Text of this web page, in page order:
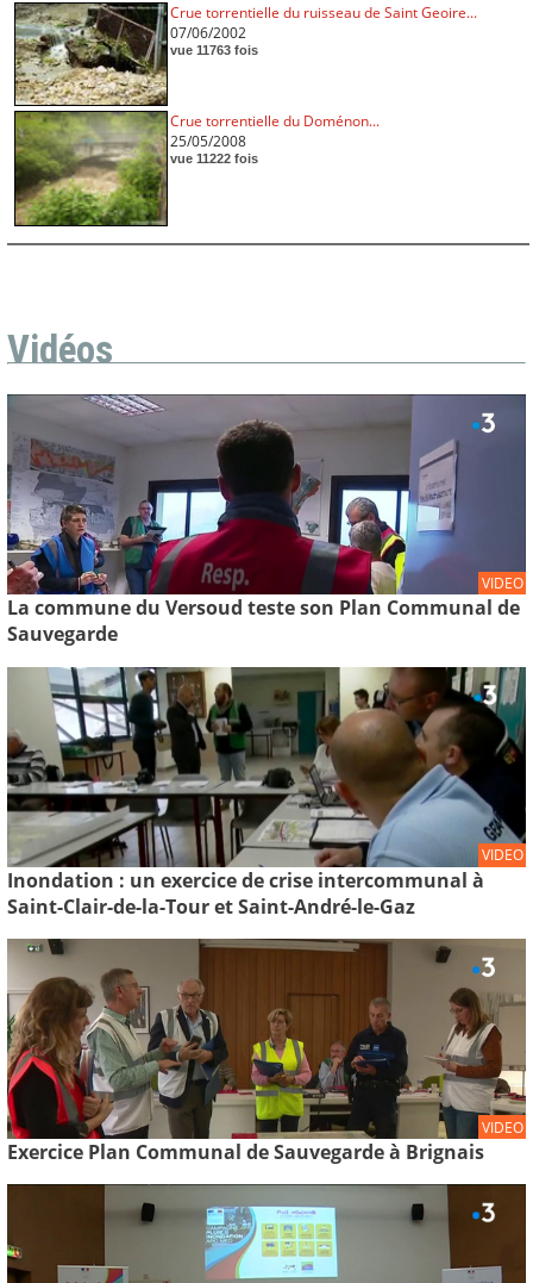
Crue torrentielle du ruisseau de Saint Geoire...
07/06/2002
vue 11763 fois
Crue torrentielle du Doménon...
25/05/2008
vue 11222 fois
Vidéos
VIDEO
La commune du Versoud teste son Plan Communal de
Sauvegarde
VIDEO
Inondation : un exercice de crise intercommunal à
Saint-Clair-de-la-Tour et Saint-André-le-Gaz
VIDEO
Exercice Plan Communal de Sauvegarde à Brignais